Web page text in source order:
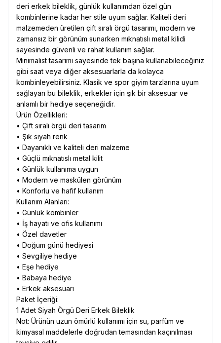
deri erkek bileklik, günlük kullanımdan özel gün
kombinlerine kadar her stile uyum sağlar. Kaliteli deri
malzemeden üretilen çift sıralı örgü tasarımı, modern ve
zamansız bir görünüm sunarken mıknatıslı metal kilidi
sayesinde güvenli ve rahat kullanım sağlar.
Minimalist tasarımı sayesinde tek başına kullanabileceğiniz
gibi saat veya diğer aksesuarlarla da kolayca
kombinleyebilirsiniz. Klasik ve spor giyim tarzlarına uyum
sağlayan bu bileklik, erkekler için şık bir aksesuar ve
anlamlı bir hediye seçeneğidir.
Ürün Özellikleri:
• Çift sıralı örgü deri tasarım
• Şık siyah renk
• Dayanıklı ve kaliteli deri malzeme
• Güçlü mıknatıslı metal kilit
• Günlük kullanıma uygun
• Modern ve maskülen görünüm
• Konforlu ve hafif kullanım
Kullanım Alanları:
• Günlük kombinler
• İş hayatı ve ofis kullanımı
• Özel davetler
• Doğum günü hediyesi
• Sevgiliye hediye
• Eşe hediye
• Babaya hediye
• Erkek aksesuarı
Paket İçeriği:
1 Adet Siyah Örgü Deri Erkek Bileklik
Not: Ürünün uzun ömürlü kullanımı için su, parfüm ve
kimyasal maddelerle doğrudan temasından kaçınılması